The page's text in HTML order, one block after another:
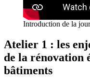
Introduction de la
Atelier 1 : les
de la rénovation
bâtiments